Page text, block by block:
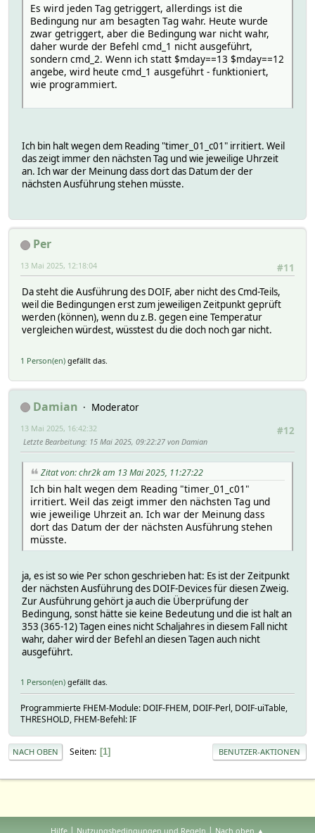
0 set TelegramBot _msg Stromzählerstand Wohnung
1:
helper:
NOTIFYDEV global
event timer_1
globalinit 1
last_timer 1
triggerDev
triggerEventsState:
timer_1
hmccu:
interval:
0 1747137600
0 14:00:00
time:
0 14:00:00
timeCond:
0 0
timer:
0 0
timers:
triggertime:
localtime 1747137600
hash:
uiState:
uiTable:
Attributes:
do always
room Logik
Es wird jeden Tag getriggert, allerdings ist die
Bedingung nur am besagten Tag wahr. Heute wurde
zwar getriggert, aber die Bedingung war nicht wahr,
daher wurde der Befehl cmd_1 nicht ausgeführt,
sondern cmd_2. Wenn ich statt $mday==13 $mday==12
angebe, wird heute cmd_1 ausgeführt - funktioniert,
wie programmiert.
Ich bin halt wegen dem Reading "timer_01_c01" irritiert. Weil
das zeigt immer den nächsten Tag und wie jeweilige Uhrzeit
an. Ich war der Meinung dass dort das Datum der der
nächsten Ausführung stehen müsste.
Per
#11
13 Mai 2025, 12:18:04
Da steht die Ausführung des DOIF, aber nicht des Cmd-Teils,
weil die Bedingungen erst zum jeweiligen Zeitpunkt geprüft
werden (können), wenn du z.B. gegen eine Temperatur
vergleichen würdest, wüsstest du die doch noch gar nicht.
1 Person(en) gefällt das.
Damian
Moderator
#12
13 Mai 2025, 16:42:32
Letzte Bearbeitung: 15 Mai 2025, 09:22:27 von Damian
Zitat von: chr2k am 13 Mai 2025, 11:27:22
Ich bin halt wegen dem Reading "timer_01_c01"
irritiert. Weil das zeigt immer den nächsten Tag und
wie jeweilige Uhrzeit an. Ich war der Meinung dass
dort das Datum der der nächsten Ausführung stehen
müsste.
ja, es ist so wie Per schon geschrieben hat: Es ist der Zeitpunkt
der nächsten Ausführung des DOIF-Devices für diesen Zweig.
Zur Ausführung gehört ja auch die Überprüfung der
Bedingung, sonst hätte sie keine Bedeutung und die ist halt an
353 (365-12) Tagen eines nicht Schaljahres in diesem Fall nicht
wahr, daher wird der Befehl an diesen Tagen auch nicht
ausgeführt.
1 Person(en) gefällt das.
Programmierte FHEM-Module: DOIF-FHEM, DOIF-Perl, DOIF-uiTable,
THRESHOLD, FHEM-Befehl: IF
NACH OBEN Seiten 1 BENUTZER-AKTIONEN
Hilfe Nutzungsbedingungen und Regeln Nach oben ▲